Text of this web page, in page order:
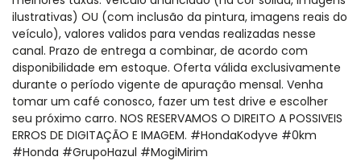
ilustrativas) OU (com inclusão da pintura, imagens reais do
veículo), valores validos para vendas realizadas nesse
canal. Prazo de entrega a combinar, de acordo com
disponibilidade em estoque. Oferta válida exclusivamente
durante o período vigente de apuração mensal. Venha
tomar um café conosco, fazer um test drive e escolher
seu próximo carro. NOS RESERVAMOS O DIREITO A POSSIVEIS
ERROS DE DIGITAÇÃO E IMAGEM. #HondaKodyve #0km
#Honda #GrupoHazul #MogiMirim